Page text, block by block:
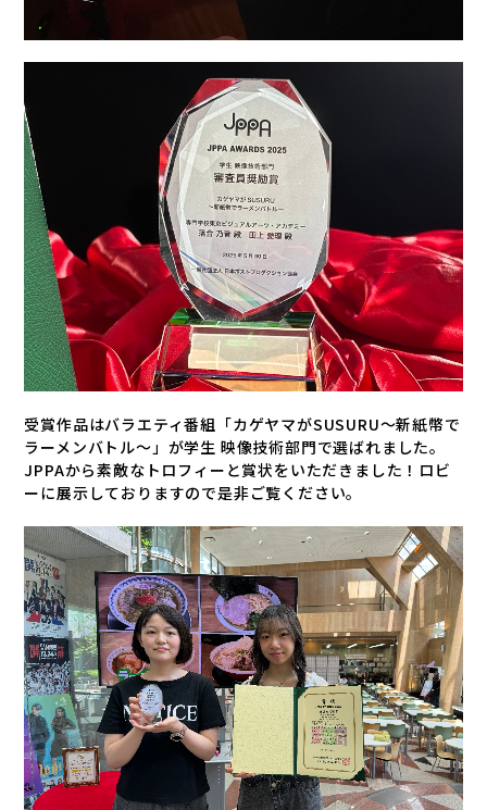
受賞作品はバラエティ番組「カゲヤマがSUSURU～新紙幣で
ラーメンバトル～」が学生 映像技術部門で選ばれました。
JPPAから素敵なトロフィーと賞状をいただきました！ロビ
ーに展示しておりますので是非ご覧ください。